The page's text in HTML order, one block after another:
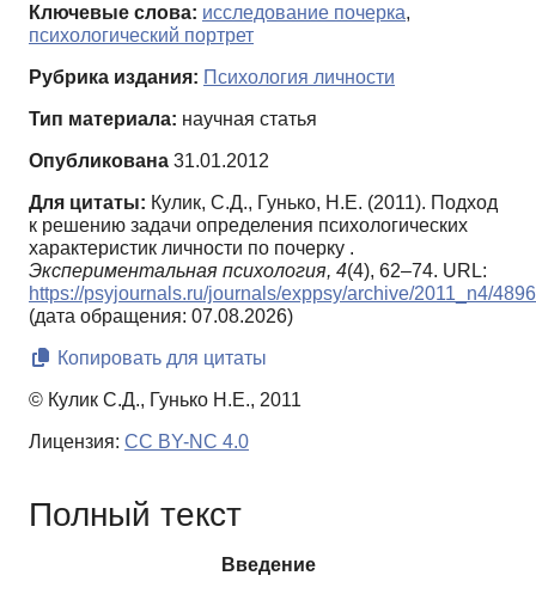
Ключевые слова: исследование почерка,
психологический портрет
Рубрика издания: Психология личности
Тип материала: научная статья
Опубликована 31.01.2012
Для цитаты: Кулик, С.Д., Гунько, Н.Е. (2011). Подход
к решению задачи определения психологических
характеристик личности по почерку .
Экспериментальная психология, 4(4), 62–74. URL:
https://psyjournals.ru/journals/exppsy/archive/2011_n4/
(дата обращения: 07.08.2026)
Копировать для цитаты
© Кулик С.Д., Гунько Н.Е., 2011
Лицензия: CC BY-NC 4.0
Полный текст
Введение